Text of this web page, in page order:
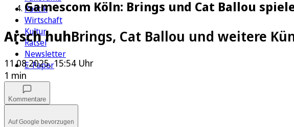
Politik
Wirtschaft
Kultur
Rätsel
Newsletter
E-Paper
Gamescom Köln: Brings und Cat Ballou
Arsch huhBrings, Cat Ballou und weitere
11.08.2025, 15:54 Uhr
1 min
Kommentare
Auf Google bevorzugen